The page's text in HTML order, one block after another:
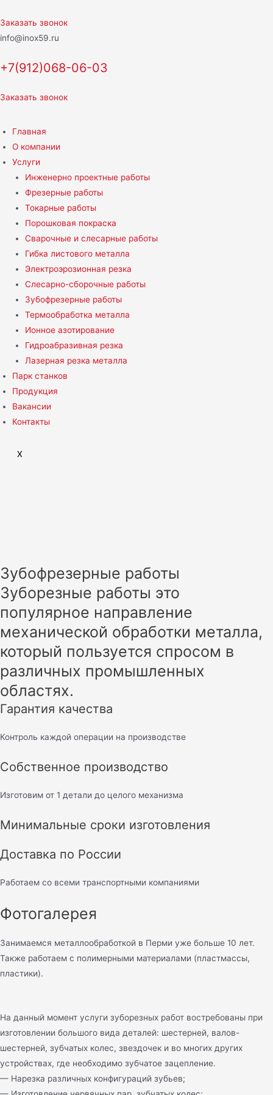
к
содержимому
Заказать звонок
info@inox59.ru
+7(912)068-06-03
Заказать звонок
Главная
О компании
Услуги
Инженерно проектные работы
Фрезерные работы
Токарные работы
Порошковая покраска
Сварочные и слесарные работы
Гибка листового металла
Электроэрозионная резка
Слесарно-сборочные работы
Зубофрезерные работы
Термообработка металла
Ионное азотирование
Гидроабразивная резка
Лазерная резка металла
Парк станков
Продукция
Вакансии
Контакты
X
Зубофрезерные работы
Зуборезные работы это
популярное направление
механической обработки металла,
который пользуется спросом в
различных промышленных
областях.
Гарантия качества
Контроль каждой операции на производстве
Собственное производство
Изготовим от 1 детали до целого механизма
Минимальные сроки изготовления
Доставка по России
Работаем со всеми транспортными компаниями
Фотогалерея
Занимаемся металлообработкой в Перми уже больше 10 лет.
Также работаем с полимерными материалами (пластмассы,
пластики).
На данный момент услуги зуборезных работ востребованы при
изготовлении большого вида деталей: шестерней, валов-
шестерней, зубчатых колес, звездочек и во многих других
устройствах, где необходимо зубчатое зацепление.
— Нарезка различных конфигураций зубьев;